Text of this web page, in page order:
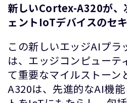
新しいCortex-A320が、
ェントIoTデバイスのセ
この新しいエッジAIプラ
は、エッジコンピューテ
て重要なマイルストーン
A320は、先進的なAI機